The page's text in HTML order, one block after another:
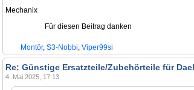
Mechanix
Für diesen Beitrag danken
Montör, S3-Nobbi, Viper99si
Re: Günstige Ersatzteile/Zubehörteile für
4. Mai 2025, 17:13